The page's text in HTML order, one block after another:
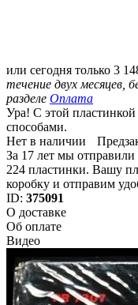
или сегодня только 3
течение двух месяцев,
разделе Оплата
Ура! С этой пластинкой
способами.
Нет в наличии
За 17 лет мы отправили
224 пластинки. Вашу
коробку и отправим
ID: 375091
О доставке
Об оплате
Видео